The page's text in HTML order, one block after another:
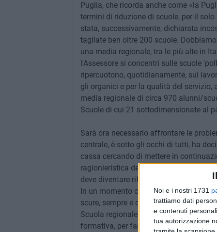
Noi e i nostri 1731
trattiamo dati
e contenuti
tua autorizzazione
Puglia, che ricorda anche come «la
termini di riduzione di scuole, per il
stata, successivamente, dichiarata
tagliate ben oltre 200 scuole.
una media regionale, tra le più alte in
l'Assessore si concentri sulle scuole
ripercuotono, quotidianamente, sui
gli organici e per la qualità del servizio,
media regionale di circa 970 alunni/
Scuole di cui 21 sottodimensionate al
Sarà ora necessario affrontare le
centrale, è sotto gli occhi di tutti, ha
cassa cercando di mettere in
ragionieristica dell'universo formativo
deve diventare riferimento per un
In un momento come l'attuale,
scure, sempre e comunque, non
Scuola regionale – piuttosto bisogna
formativa, per far sì che le nuove